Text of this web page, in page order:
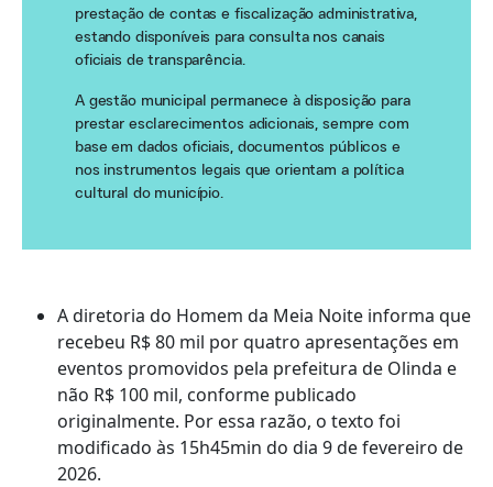
prestação de contas e fiscalização administrativa,
estando disponíveis para consulta nos canais
oficiais de transparência.
A gestão municipal permanece à disposição para
prestar esclarecimentos adicionais, sempre com
base em dados oficiais, documentos públicos e
nos instrumentos legais que orientam a política
cultural do município.
A diretoria do Homem da Meia Noite informa que
recebeu R$ 80 mil por quatro apresentações em
eventos promovidos pela prefeitura de Olinda e
não R$ 100 mil, conforme publicado
originalmente. Por essa razão, o texto foi
modificado às 15h45min do dia 9 de fevereiro de
2026.